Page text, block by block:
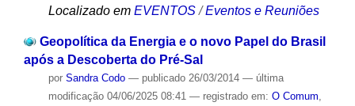
Localizado em EVENTOS /Eventos e Reuniões
Geopolítica da Energia e o novo Papel do Brasil
após a Descoberta do Pré-Sal
por Sandra Codo — publicado26/03/2014 — última
modificação04/06/2025 08:41 — registrado em: O Comum